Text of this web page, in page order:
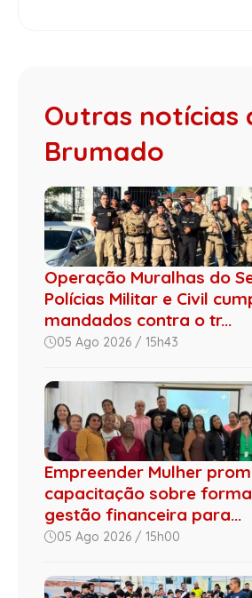
Outras notícias
Brumado
Operação Muralhas do
Polícias Militar e Civil
mandados contra o tr...
05 Ago 2026 / 15h43
Empreender Mulher
capacitação sobre
gestão financeira para...
05 Ago 2026 / 15h00